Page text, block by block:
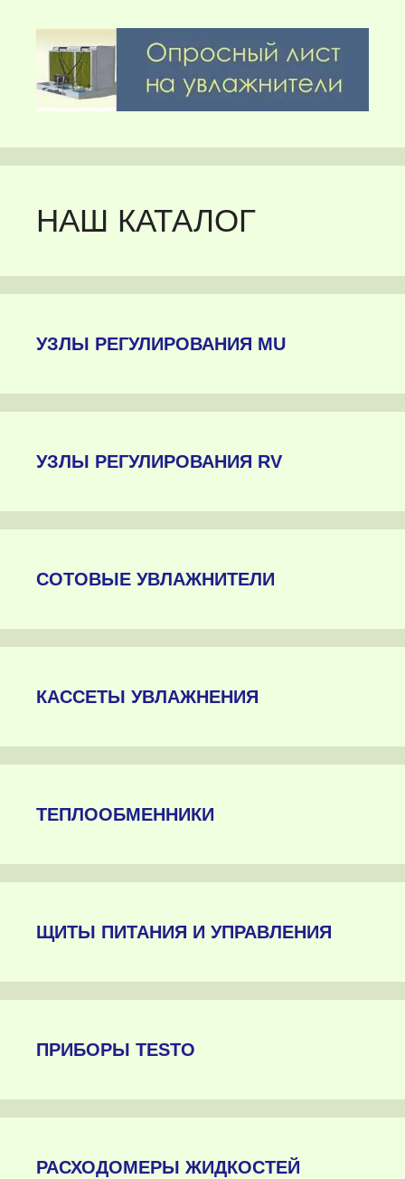
НАШ КАТАЛОГ
УЗЛЫ РЕГУЛИРОВАНИЯ MU
УЗЛЫ РЕГУЛИРОВАНИЯ RV
СОТОВЫЕ УВЛАЖНИТЕЛИ
КАССЕТЫ УВЛАЖНЕНИЯ
ТЕПЛООБМЕННИКИ
ЩИТЫ ПИТАНИЯ И УПРАВЛЕНИЯ
ПРИБОРЫ TESTO
РАСХОДОМЕРЫ ЖИДКОСТЕЙ